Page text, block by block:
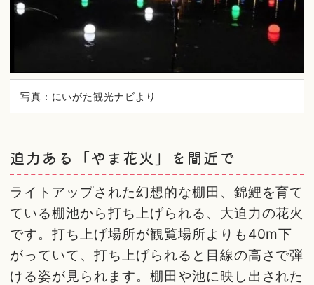
写真：にいがた観光ナビより
迫力ある「やま花火」を間近で
ライトアップされた幻想的な棚田、錦鯉を育て
ている棚池から打ち上げられる、大迫力の花火
です。打ち上げ場所が観覧場所よりも40m下
がっていて、打ち上げられると目線の高さで弾
ける姿が見られます。棚田や池に映し出された